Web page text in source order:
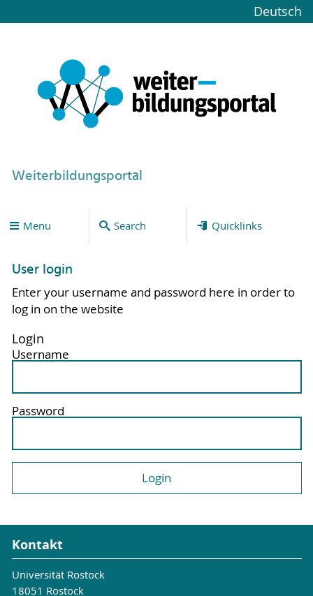
Deutsch
Weiterbildungsportal
Menu Search Quicklinks
User login
Enter your username and password here in order to
log in on the website
Login
Username
Password
Kontakt
Universität Rostock
18051 Rostock